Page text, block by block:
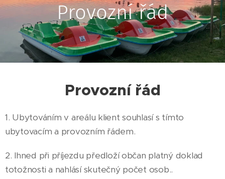
Provozní řád
Provozní řád
1. Ubytováním v areálu klient souhlasí s tímto
ubytovacím a provozním řádem.
2. Ihned při příjezdu předloží občan platný doklad
totožnosti a nahlásí skutečný počet osob..